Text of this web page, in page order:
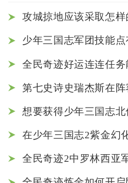
攻城掠地应该采取怎
少年三国志军团技能
全民奇迹好运连连任
第七史诗史瑞杰斯在
想要获得少年三国志
全民奇迹2中罗林西亚